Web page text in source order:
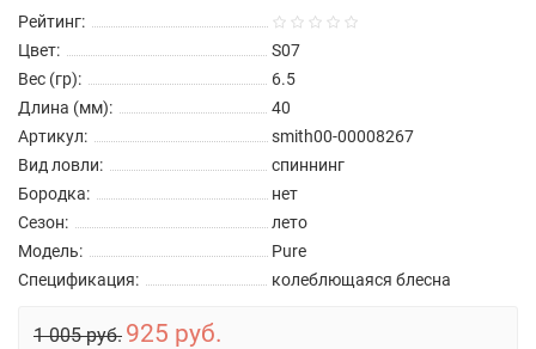
Рейтинг:
Цвет:
S07
Вес (гр):
6.5
Длина (мм):
40
Артикул:
smith00-00008267
Вид ловли:
спиннинг
Бородка:
нет
Сезон:
лето
Модель:
Pure
Спецификация:
колеблющаяся блесна
1 005 руб. 925 руб.